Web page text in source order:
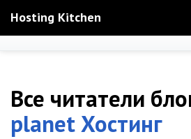
Hosting Kitchen
Все читатели
planet Хостинг